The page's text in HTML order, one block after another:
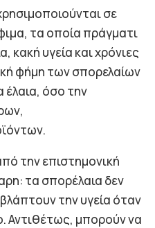
σε
τα οποία πράγματι
κακή υγεία και χρόνιες
φήμη των σπορελαίων
έλαια, όσο την
την επιστημονική
τα σπορέλαια δεν
βλάπτουν την υγεία όταν
Αντιθέτως, μπορούν να